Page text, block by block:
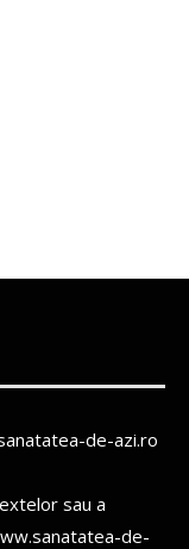
de-azi.ro
sau a
de-